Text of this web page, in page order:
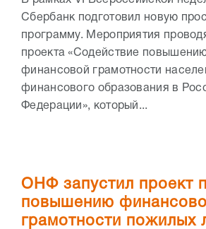
Сбербанк подготовил новую
программу. Мероприятия
проекта «Содействие
финансовой грамотности
финансового образования в
Федерации», который...
ОНФ запустил проект
повышению
грамотности пожилых